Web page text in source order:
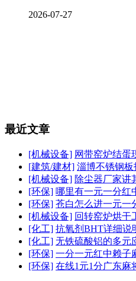
2026-07-27
最近文章
[机械设备] 网带窑炉结蛋
[建筑/建材] 淄博不锈钢
[机械设备] 除尘器厂家讲
[环保] 哪里有一元一分红
[环保] 苍白怎么进一元一
[机械设备] 回转窑炉烘干
[化工] 抗氧剂BHT详细说
[化工] 无铁硫酸铝的多元
[环保] 一分一元红中赖子
[环保] 在线1元1分广东麻